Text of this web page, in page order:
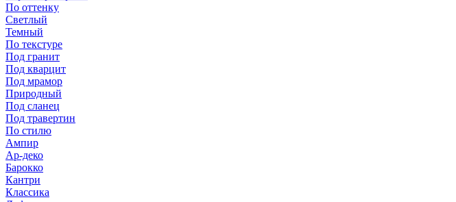
По оттенку
Светлый
Темный
По текстуре
Под гранит
Под кварцит
Под мрамор
Природный
Под сланец
Под травертин
По стилю
Ампир
Ар-деко
Барокко
Кантри
Классика